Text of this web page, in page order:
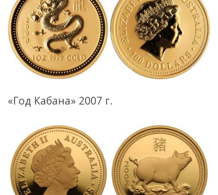
«Год Кабана» 2007 г.